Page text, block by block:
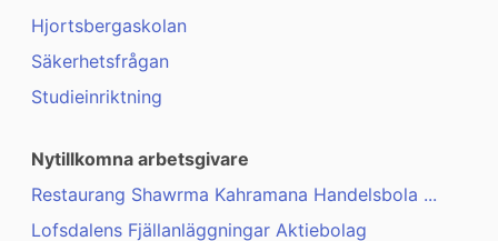
Hjortsbergaskolan
Säkerhetsfrågan
Studieinriktning
Nytillkomna arbetsgivare
Restaurang Shawrma Kahramana Handelsbola ...
Lofsdalens Fjällanläggningar Aktiebolag